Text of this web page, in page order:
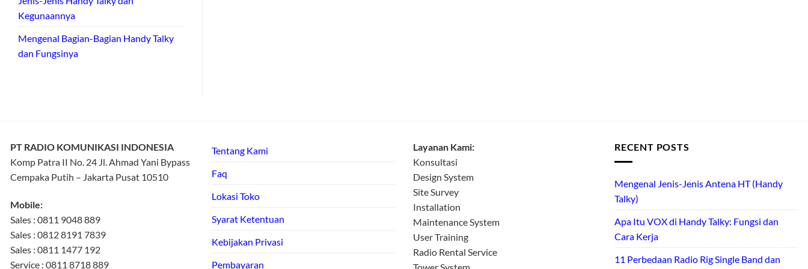
Kegunaannya
Mengenal Bagian-Bagian Handy Talky
dan Fungsinya
PT RADIO KOMUNIKASI INDONESIA
Komp Patra II No. 24 Jl. Ahmad Yani Bypass
Cempaka Putih – Jakarta Pusat 10510
Mobile:
Sales : 0811 9048 889
Sales : 0812 8191 7839
Sales : 0811 1477 192
Service : 0811 8718 889
Tentang Kami
Faq
Lokasi Toko
Syarat Ketentuan
Kebijakan Privasi
Pembayaran
Layanan Kami:
Konsultasi
Design System
Site Survey
Installation
Maintenance System
User Training
Radio Rental Service
RECENT POSTS
Mengenal Jenis-Jenis Antena HT (Handy
Talky)
Apa Itu VOX di Handy Talky: Fungsi dan
Cara Kerja
11 Perbedaan Radio Rig Single Band dan